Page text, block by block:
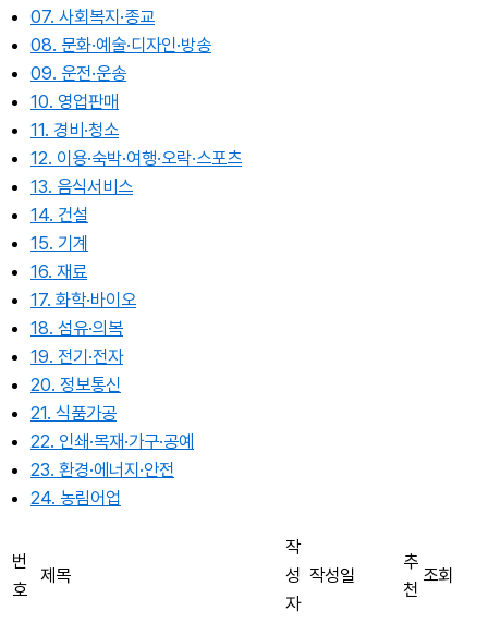
07. 사회복지·종교
08. 문화·예술·디자인·방송
09. 운전·운송
10. 영업판매
11. 경비·청소
12. 이용·숙박·여행·오락·스포츠
13. 음식서비스
14. 건설
15. 기계
16. 재료
17. 화학·바이오
18. 섬유·의복
19. 전기·전자
20. 정보통신
21. 식품가공
22. 인쇄·목재·가구·공예
23. 환경·에너지·안전
24. 농림어업
번
호
제목
작
성
자
작성일
추
천
조회